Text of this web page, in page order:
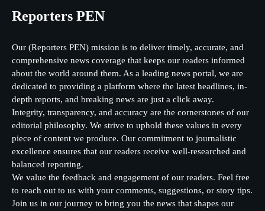
Reporters PEN
Our (Reporters PEN) mission is to deliver timely, accurate, and
comprehensive news coverage that keeps our readers informed
about the world around them. As a leading news portal, we are
dedicated to providing a platform where the latest headlines, in-
depth reports, and breaking news are just a click away.
Integrity, transparency, and accuracy are the cornerstones of our
editorial philosophy. We strive to uphold these values in every
piece of content we produce. Our commitment to journalistic
excellence ensures that our readers receive well-researched and
balanced reporting.
We value the feedback and engagement of our readers. Feel free
to reach out to us with your comments, suggestions, or story tips.
Join us in our journey to bring you the news that shapes our